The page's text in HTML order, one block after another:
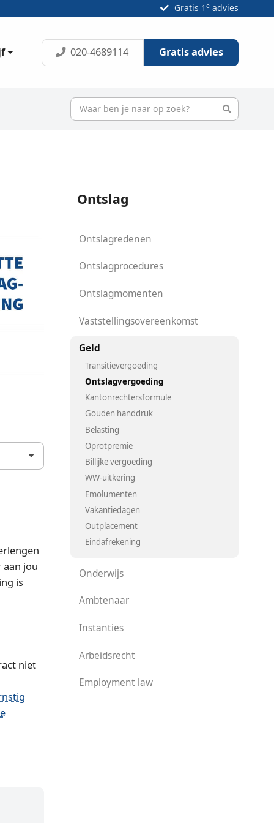
Gratis 1 eadvies
020-4689114 Gratis advies
jou
is
niet
Ontslag
Ontslagredenen
Ontslagprocedures
Ontslagmomenten
Vaststellingsovereenkomst
Geld
Transitievergoeding
Ontslagvergoeding
Kantonrechtersformule
Gouden handdruk
Belasting
Oprotpremie
Billijke vergoeding
WW-uitkering
Emolumenten
Vakantiedagen
Outplacement
Eindafrekening
Onderwijs
Ambtenaar
Instanties
Arbeidsrecht
Employment law